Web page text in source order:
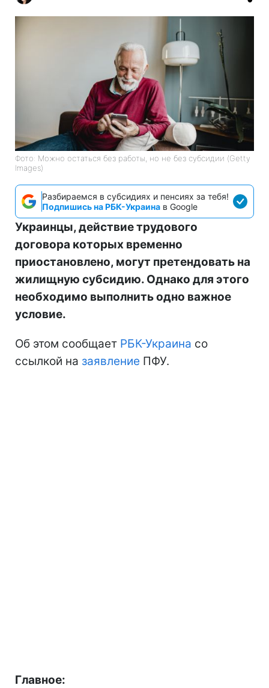
Фото: Можно остаться без работы, но не без субсидии (Getty
Images)
Разбираемся в субсидиях и пенсиях за тебя!
Подпишись на РБК-Украина в Google
Украинцы, действие трудового
договора которых временно
приостановлено, могут претендовать на
жилищную субсидию. Однако для этого
необходимо выполнить одно важное
условие.
Об этом сообщает РБК-Украина со
ссылкой на заявление ПФУ.
Главное: